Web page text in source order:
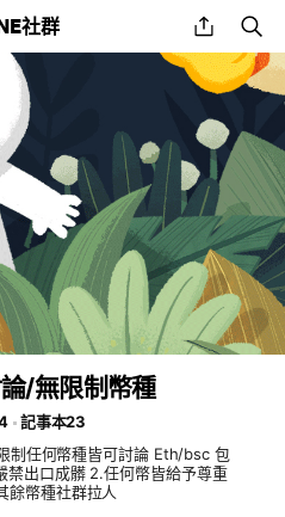
社群 share
/無限制幣種
記事本23
制任何幣種皆可討論 Eth/bsc 包
餘幣種社群拉人